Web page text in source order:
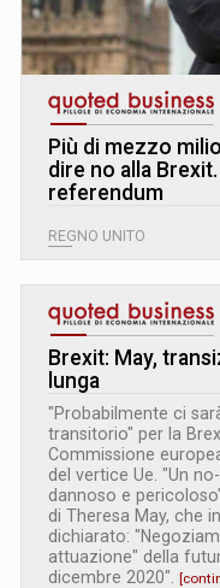
Più di mezzo
dire no alla
referendum
REGNO UNITO
Brexit: May,
lunga
"Probabilmente ci
transitorio" per la
Commissione
del vertice Ue. "Un
dannoso e
di Theresa May, che
dichiarato:
attuazione" della
dicembre 2020".